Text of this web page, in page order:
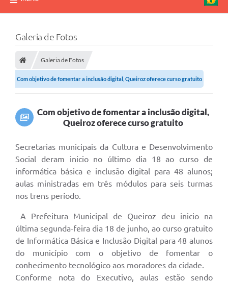
Galeria de Fotos
Galeria de Fotos
Com objetivo de fomentar a inclusão digital, Queiroz oferece curso gratuito
Com objetivo de fomentar a inclusão digital,
Queiroz oferece curso gratuito
Secretarias municipais da Cultura e Desenvolvimento
Social deram inicio no último dia 18 ao curso de
informática básica e inclusão digital para 48 alunos;
aulas ministradas em três módulos para seis turmas
nos trens período.
A Prefeitura Municipal de Queiroz deu inicio na
última segunda-feira dia 18 de junho, ao curso gratuito
de Informática Básica e Inclusão Digital para 48 alunos
do município com o objetivo de fomentar o
conhecimento tecnológico aos moradores da cidade.
Conforme nota do Executivo, aulas estão sendo